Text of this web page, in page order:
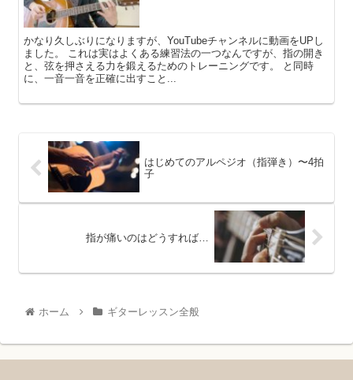
かなり久しぶりになりますが、YouTubeチャンネルに動画をUPし
ました。 これは実はよくある練習法の一つなんですが、指の開き
と、弦を押さえる力を鍛えるためのトレーニングです。 と同時
に、一音一音を正確に出すこと...
はじめてのアルペジオ（指弾き）〜4拍
子
指が痛いのはどうすれば…
ホーム ギターレッスン全般